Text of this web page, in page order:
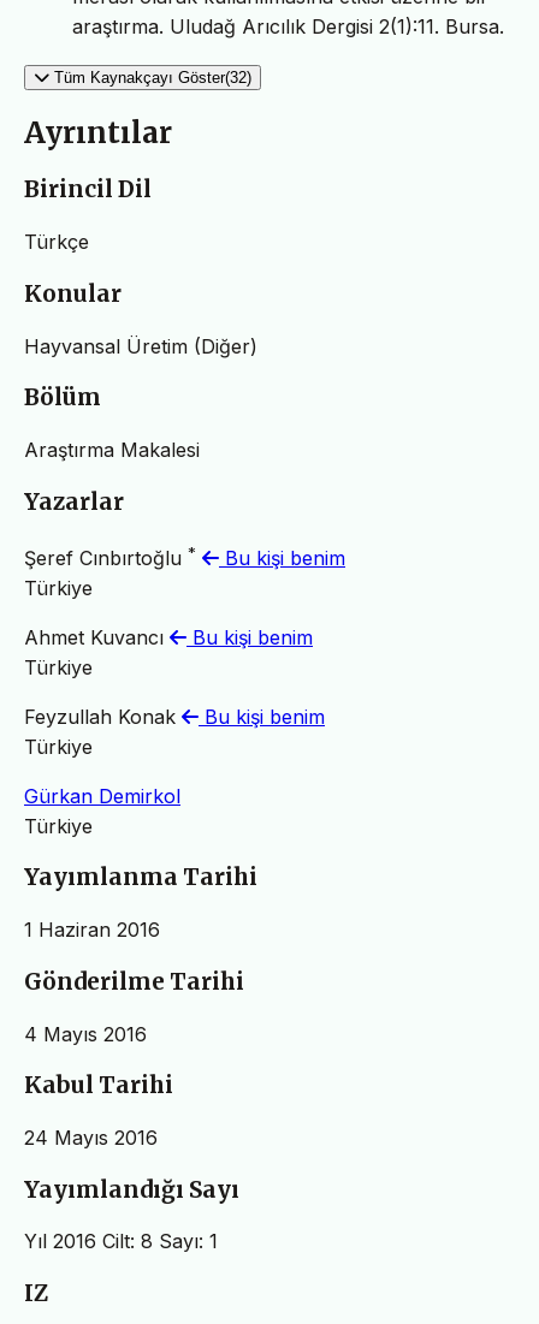
araştırma. Uludağ Arıcılık Dergisi 2(1):11. Bursa.
Tüm Kaynakçayı Göster(32)
Ayrıntılar
Birincil Dil
Türkçe
Konular
Hayvansal Üretim (Diğer)
Bölüm
Araştırma Makalesi
Yazarlar
Şeref Cınbırtoğlu *
Bu kişi benim
Türkiye
Ahmet Kuvancı
Bu kişi benim
Türkiye
Feyzullah Konak
Bu kişi benim
Türkiye
Gürkan Demirkol
Türkiye
Yayımlanma Tarihi
1 Haziran 2016
Gönderilme Tarihi
4 Mayıs 2016
Kabul Tarihi
24 Mayıs 2016
Yayımlandığı Sayı
Yıl 2016 Cilt: 8 Sayı: 1
IZ